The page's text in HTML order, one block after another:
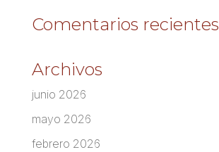
Comentarios recientes
Archivos
junio 2026
mayo 2026
febrero 2026